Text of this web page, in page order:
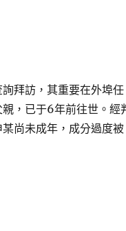
拜訪，其重要在外埠任
，已于6年前往世。經
尚未成年，成分過度被